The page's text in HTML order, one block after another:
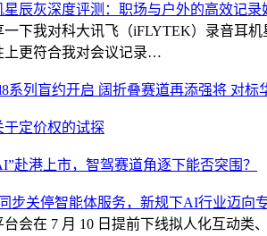
辰灰深度评测：职场与户外的高效记录
一下我对科大讯飞（iFLYTEK）录音耳
上更符合我对会议记录…
系列盲约开启 阔折叠赛道再添强将 对标
定价权的试探
赴港上市，智驾赛道角逐下能否突围？
步关停智能体服务，新规下AI行业迈向
会在 7 月 10 日提前下线拟人化互动